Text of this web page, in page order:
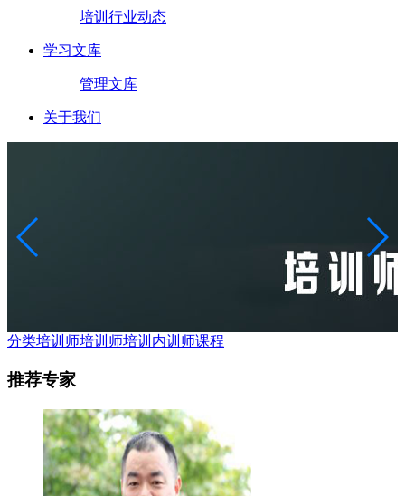
培训行业动态
学习文库
管理文库
关于我们
分类培训师培训师培训 内训师课程
推荐专家